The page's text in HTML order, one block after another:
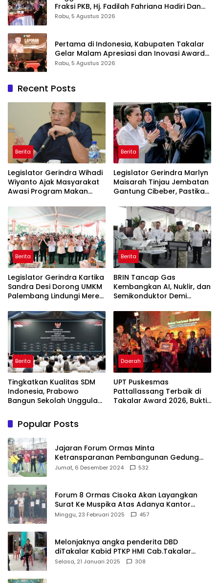
Fraksi PKB, Hj. Fadilah Fahriana Hadiri Dan
Beri Apresiasi : Takalar Menyalakan Lentera
Rabu, 5 Agustus 2026
Pertama di Indonesia, Kabupaten Takalar
Gelar Malam Apresiasi dan Inovasi Award
2026: Panggung Penghargaan bagi
Rabu, 5 Agustus 2026
Recent Posts
Berita
Legislator Gerindra Wihadi
Wiyanto Ajak Masyarakat
Awasi Program Makan
Sasaran
Berita
Legislator Gerindra Marlyn
Maisarah Tinjau Jembatan
Gantung Cibeber, Pastikan
Berita
Legislator Gerindra Kartika
Sandra Desi Dorong UMKM
Palembang Lindungi Merek
Berita
BRIN Tancap Gas
Kembangkan AI, Nuklir, dan
Semikonduktor Demi
Indonesia
Berita
Tingkatkan Kualitas SDM
Indonesia, Prabowo
Bangun Sekolah Unggulan
Terbaik Dunia
Daerah
UPT Puskesmas
Pattallassang Terbaik di
Takalar Award 2026, Bukti
Popular Posts
Jajaran Forum Ormas Minta
Ketransparanan Pembangunan Gedung
Damkar Di Kecamatan Cisoka
Jumat, 6 Desember 2024 532
Forum 8 Ormas Cisoka Akan Layangkan
Surat Ke Muspika Atas Adanya Kantor
Matel di Cisoka
Minggu, 23 Februari 2025 457
Melonjaknya angka penderita DBD
diTakalar Kabid PTKP HMI Cab.Takalar
angkat bicara
Selasa, 21 Januari 2025 308